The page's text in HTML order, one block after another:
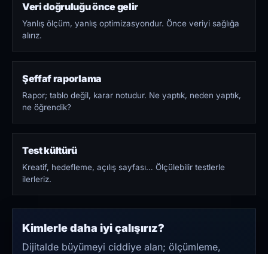
Veri doğruluğu önce gelir
Yanlış ölçüm, yanlış optimizasyondur. Önce veriyi sağlığa
alırız.
Şeffaf raporlama
Rapor; tablo değil, karar notudur. Ne yaptık, neden yaptık,
ne öğrendik?
Test kültürü
Kreatif, hedefleme, açılış sayfası… Ölçülebilir testlerle
ilerleriz.
Kimlerle daha iyi çalışırız?
Dijitalde büyümeyi ciddiye alan; ölçümleme,